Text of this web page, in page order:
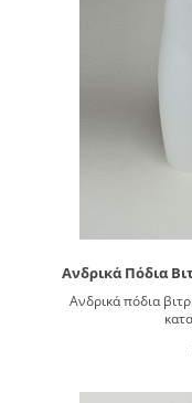
Ανδρικά Πόδια
Ανδρικά πόδια